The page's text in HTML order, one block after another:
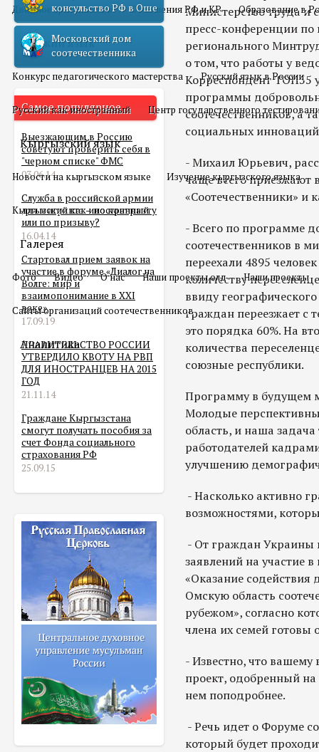
Двойное гражданство Отношения РФ и КР Образование в
Русский язык
Конкурс педагогического мастерства Русский язык в России
Русский как иностранный Центр государственного
Кыргызский язык
Новости на кыргызском языке Изучение кыргызского языка
Кыргызский как иностранный
Галерея
Фото Видео О нас Наши проекты олд Наши проекты
Сайты организаций соотечественников
Аналитика
консульство РФ в Оше
Московский дом
соотечественника
Самое популярное
Выезжающим в Россию
советуют проверить себя в
"черном списке" ФМС
03.06.14
Служба в российской армии
для мигранта – по контракту
или по призыву?
16.04.14
Стартовал прием заявок на
участие в форуме «Диалог на
Волге: мир и
взаимопонимание в XXI
веке»
17.09.19
ПРАВИТЕЛЬСТВО РОССИИ
УТВЕРДИЛО КВОТУ НА РВП
ДЛЯ ИНОСТРАНЦЕВ НА 2015
ГОД
21.11.14
Граждане Кыргызстана
смогут получать пособия за
счет Фонда социального
страхования РФ
25.09.15
Министерство труда и
пресс-конференции по
регионального
о том, что работы у
Корреспондент ТОП55
программы
соотечественников, а
социальных
- Михаил Юрьевич,
чаще всего приезжают
«Соотечественники» и
- Всего по программе
соотечественников в
переехали 4895
количеству
ввиду
граждан переезжает с
это порядка 60%. На
количества
союзные республики.
Программу в будущем
Молодые
область, и наша
работодателей
улучшению
- Насколько активно
возможностями,
- От граждан Украины
заявлений на участие
«Оказание содействия
Омскую область
рубежом», согласно
члена их семей готовы
- Известно, что
проект, одобренный
нем поподробнее.
- Речь идет о Форуме
который будет